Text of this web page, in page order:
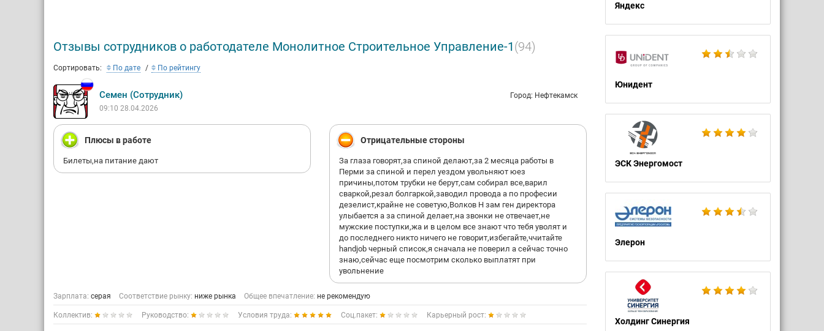
Яндекс
Юнидент
ЭСК Энергомост
Элерон
Холдинг Синергия
Отзывы сотрудников о работодателе Монолитное Строительное Управление-1(94)
Сортировать: По дате По рейтингу
Семен (Сотрудник)
Город: Нефтекамск
09:10 28.04.2026
Плюсы в работе
Билеты,на питание дают
Отрицательные стороны
За глаза говорят,за спиной делают,за 2 месяца работы в
Перми за спиной и перел уездом увольняют юез
причины,потом трубки не берут,сам собирал все,варил
сваркой,резал болгаркой,заводил провода а по професии
дезелист,крайне не советую,Волков Н зам ген директора
улыбается а за спиной делает,на звонки не отвечает,не
мужские поступки,жа и в целом все знают что тебя уволят и
до последнего никто ничего не говорит,избегайте,ччитайте
handjob черный список,я сначала не поверил а сейчас точно
знаю,сейчас еще посмотрим сколько выплатят при
увольнение
Зарплата: серая Соответствие рынку: ниже рынка Общее впечатление: не рекомендую
Коллектив: Руководство: Условия труда: Соц.пакет: Карьерный рост: